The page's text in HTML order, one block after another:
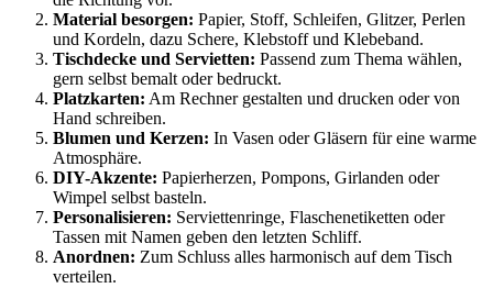
Material besorgen: Papier, Stoff, Schleifen, Glitzer, Perlen
und Kordeln, dazu Schere, Klebstoff und Klebeband.
Tischdecke und Servietten: Passend zum Thema wählen,
gern selbst bemalt oder bedruckt.
Platzkarten: Am Rechner gestalten und drucken oder von
Hand schreiben.
Blumen und Kerzen: In Vasen oder Gläsern für eine warme
Atmosphäre.
DIY-Akzente: Papierherzen, Pompons, Girlanden oder
Wimpel selbst basteln.
Personalisieren: Serviettenringe, Flaschenetiketten oder
Tassen mit Namen geben den letzten Schliff.
Anordnen: Zum Schluss alles harmonisch auf dem Tisch
verteilen.